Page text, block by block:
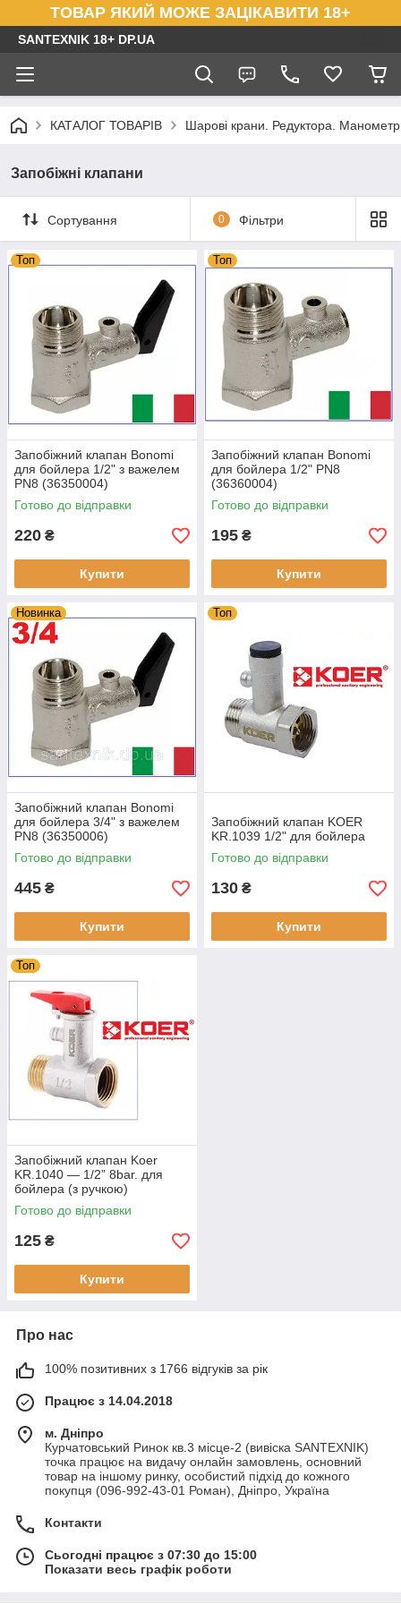
ТОВАР ЯКИЙ МОЖЕ ЗАЦІКАВИТИ 18+
SANTEXNIK 18+ DP.UA
КАТАЛОГ ТОВАРІВ Шарові крани. Редуктора.
Запобіжні клапани
Сортування 0 Фільтри
Топ
Запобіжний клапан Bonomi
для бойлера 1/2" з важелем
PN8 (36350004)
Готово до відправки
220 ₴
Купити
Топ
Запобіжний клапан Bonomi
для бойлера 1/2" PN8
(36360004)
Готово до відправки
195 ₴
Купити
Новинка
Запобіжний клапан Bonomi
для бойлера 3/4" з важелем
PN8 (36350006)
Готово до відправки
445 ₴
Купити
Топ
Запобіжний клапан KOER
KR.1039 1/2" для бойлера
Готово до відправки
130 ₴
Купити
Топ
Запобіжний клапан Koer
KR.1040 — 1/2” 8bar. для
бойлера (з ручкою)
Готово до відправки
125 ₴
Купити
Про нас
100% позитивних з 1766 відгуків за рік
Працює з 14.04.2018
м. Дніпро
Курчатовський Ринок кв.3 місце-2 (вивіска SANTEXNIK)
точка працює на видачу онлайн замовлень, основний
товар на іншому ринку, особистий підхід до кожного
покупця (096-992-43-01 Роман), Дніпро, Україна
Контакти
Сьогодні працює з 07:30 до 15:00
Показати весь графік роботи